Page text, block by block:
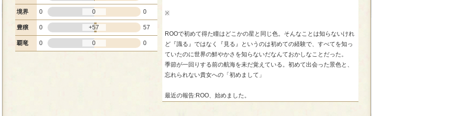
境界 0 0 0
豊穣 0 +57 57
覇竜 0 0 0
※
ROOで初めて得た瞳はどこかの星と同じ色。そんなことは知らないけれ
ど『識る』ではなく『見る』というのは初めての経験で、すべてを知っ
ていたのに世界の鮮やかさを知らないだなんておかしなことだった。
季節が一回りする前の航海を未だ覚えている。初めて出会った景色と、
忘れられない貴女への「初めまして」
最近の報告:ROO、始めました。